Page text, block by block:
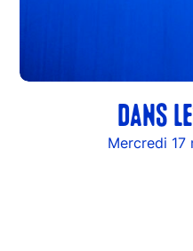
DANS
Mercredi 17